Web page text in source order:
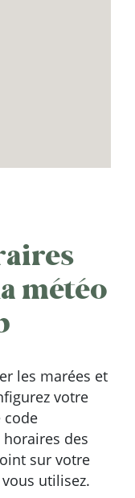
météo
les marées et
votre
code
des
sur votre
utilisez.